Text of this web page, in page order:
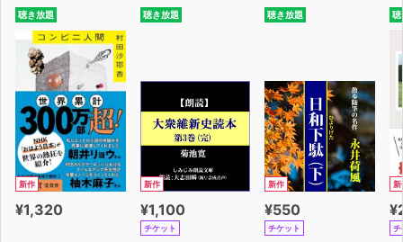
完全模試1回分で総仕上げ！
巻末：受験前にこれだけは覚えておきたい英単語＆英熟語
100（成重寿）
聴き放題
新作
¥1,320
聴き放題
新作
¥1,100
チケット
聴き放題
新作
¥550
チケット
聴
新
チ